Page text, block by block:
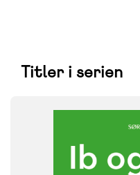
Titler i serien
1. klasse 2. klasse